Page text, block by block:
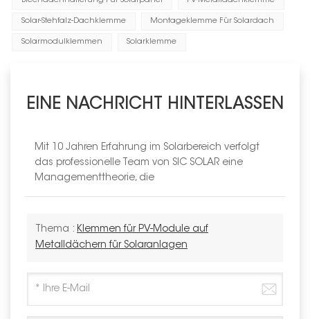
Solar-Stehfalz-Dachklemme Montageklemme Für Solardach
Solarmodulklemmen Solarklemme
EINE NACHRICHT HINTERLASSEN
Mit 10 Jahren Erfahrung im Solarbereich verfolgt
das professionelle Team von SIC SOLAR eine
Managementtheorie, die
Thema : Klemmen für PV-Module auf
Metalldächern für Solaranlagen